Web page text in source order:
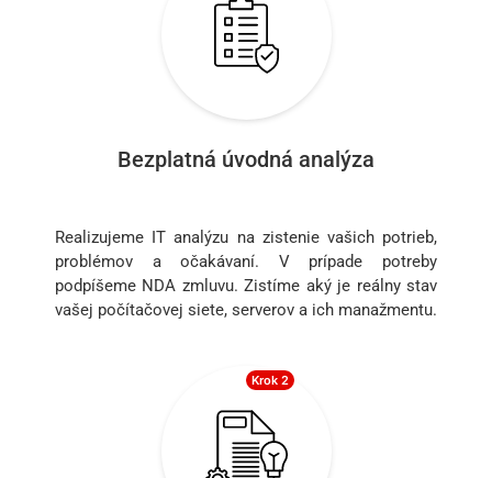
Bezplatná úvodná analýza
Realizujeme IT analýzu na zistenie vašich potrieb,
problémov a očakávaní. V prípade potreby
podpíšeme NDA zmluvu. Zistíme aký je reálny stav
vašej počítačovej siete, serverov a ich manažmentu.
Krok 2